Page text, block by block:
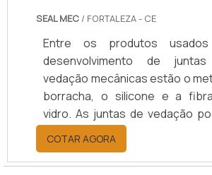
SEAL MEC / FORTALEZA - CE
Entre os produtos
desenvolvimento de
vedação mecânicas estão o
borracha, o silicone e a
vidro. As juntas de vedação
ser desenvolvidas por meio
vários tipos de materiais,
as diferentes
COTAR AGORA